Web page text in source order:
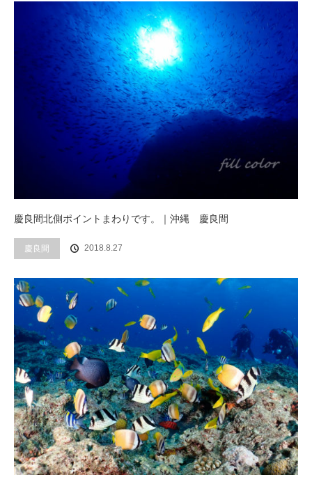
慶良間北側ポイントまわりです。｜沖縄 慶良間
慶良間 2018.8.27